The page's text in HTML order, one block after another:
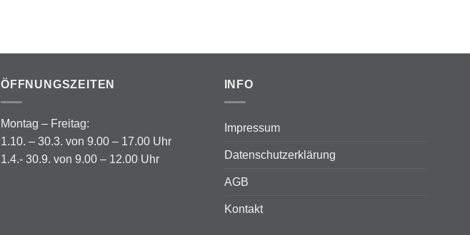
ÖFFNUNGSZEITEN
Montag – Freitag:
1.10. – 30.3. von 9.00 – 17.00 Uhr
1.4.- 30.9. von 9.00 – 12.00 Uhr
INFO
Impressum
Datenschutzerklärung
AGB
Kontakt